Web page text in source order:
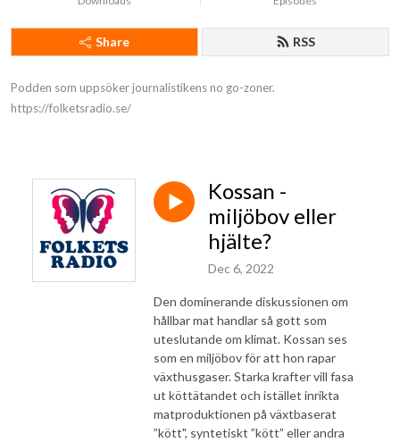
Share RSS
Podden som uppsöker journalistikens no go-zoner.
https://folketsradio.se/
Kossan -
miljöbov eller
hjälte?
Dec 6, 2022
Den dominerande diskussionen om
hållbar mat handlar så gott som
uteslutande om klimat. Kossan ses
som en miljöbov för att hon rapar
växthusgaser. Starka krafter vill fasa
ut köttätandet och istället inrikta
matproduktionen på växtbaserat
”kött", syntetiskt ”kött” eller andra